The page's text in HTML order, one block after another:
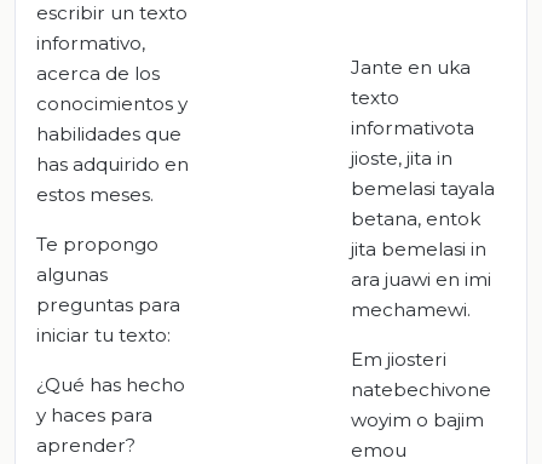
escribir un texto
informativo,
acerca de los
conocimientos y
habilidades que
has adquirido en
estos meses.
Te propongo
algunas
preguntas para
iniciar tu texto:
¿Qué has hecho
y haces para
aprender?
Jante en uka
texto
informativota
jioste, jita in
bemelasi tayala
betana, entok
jita bemelasi in
ara juawi en imi
mechamewi.
Em jiosteri
natebechivone
woyim o bajim
emou